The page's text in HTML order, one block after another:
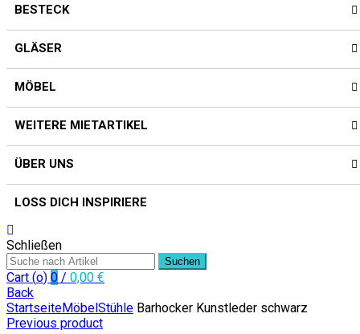
BESTECK
GLÄSER
MÖBEL
WEITERE MIETARTIKEL
ÜBER UNS
LOSS DICH INSPIRIERE
Schließen
Suchen
Cart (o) 0 / 0,00 €
Back
StartseiteMöbel Stühle Barhocker Kunstleder schwarz
Previous product